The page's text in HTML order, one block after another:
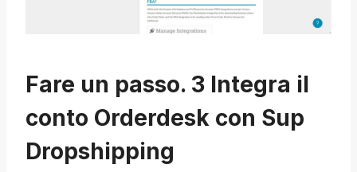
Fare un passo. 3 Integra il
conto Orderdesk con Sup
Dropshipping